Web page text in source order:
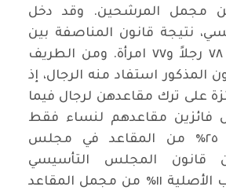
٦٠٪ من مجمل المرشحين. وقد دخل
نتيجة قانون المناصفة بين
الرجال والنساء، ٧٨ رجلاً و٧٧ امرأة. ومن الطريف
المذكور استفاد منه الرجال، إذ
فائزة على ترك مقاعدهن لرجال فيما
فائزين مقاعدهم لنساء فقط
(اللواتي شغلن ٢٥٪ من المقاعد في مجلس
قانون المجلس التأسيسي
لمندوبي الشعوب الأصلية ١١٪ من مجمل المقاعد